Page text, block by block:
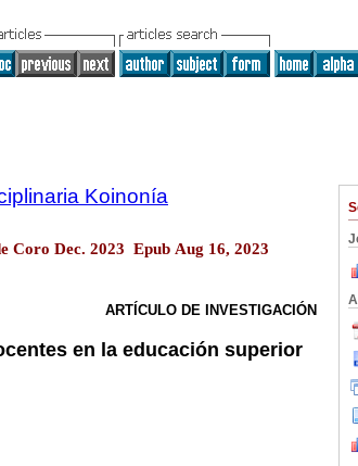
Koinonía
Coro Dec. 2023 Epub Aug 16, 2023
ARTÍCULO DE INVESTIGACIÓN
en la educación superior